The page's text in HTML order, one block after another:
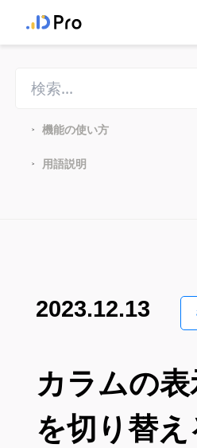
> 機能の使い方
> 用語説明
2023.12.13
カラムの
を切り替え